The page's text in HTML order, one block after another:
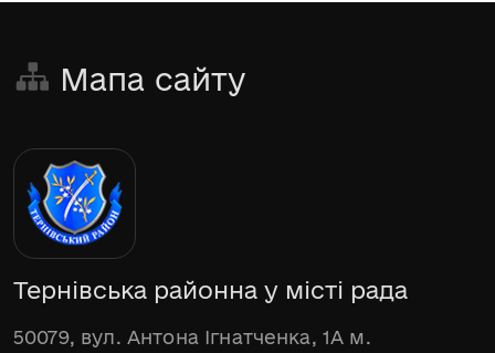
Мапа сайту
Тернівська районна у місті рада
50079, вул. Антона Ігнатченка, 1А м.